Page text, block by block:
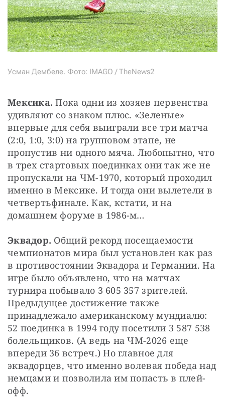
Усман Дембеле. Фото: IMAGO / TheNews2
Мексика. Пока одни из хозяев первенства
удивляют со знаком плюс. «Зеленые»
впервые для себя выиграли все три матча
(2:0, 1:0, 3:0) на групповом этапе, не
пропустив ни одного мяча. Любопытно, что
в трех стартовых поединках они так же не
пропускали на ЧМ-1970, который проходил
именно в Мексике. И тогда они вылетели в
четвертьфинале. Как, кстати, и на
домашнем форуме в 1986-м…
Эквадор. Общий рекорд посещаемости
чемпионатов мира был установлен как раз
в противостоянии Эквадора и Германии. На
игре было объявлено, что на матчах
турнира побывало 3 605 357 зрителей.
Предыдущее достижение также
принадлежало американскому мундиалю:
52 поединка в 1994 году посетили 3 587 538
болельщиков. (А ведь на ЧМ-2026 еще
впереди 36 встреч.) Но главное для
эквадорцев, что именно волевая победа над
немцами и позволила им попасть в плей-
офф.